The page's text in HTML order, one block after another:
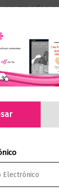
en grandes